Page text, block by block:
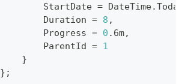
StartDate = DateTime.Today
Duration = 8 ,
Progress = 0 . 6m,
ParentId = 1
}
} ;